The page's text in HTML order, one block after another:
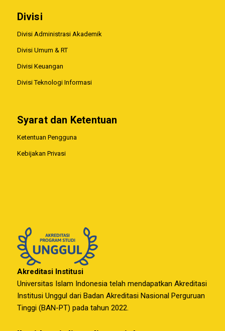
Divisi
Divisi Administrasi Akademik
Divisi Umum & RT
Divisi Keuangan
Divisi Teknologi Informasi
Syarat dan Ketentuan
Ketentuan Pengguna
Kebijakan Privasi
Akreditasi Institusi
Universitas Islam Indonesia telah mendapatkan Akreditasi
Institusi Unggul dari Badan Akreditasi Nasional Perguruan
Tinggi (BAN-PT) pada tahun 2022.